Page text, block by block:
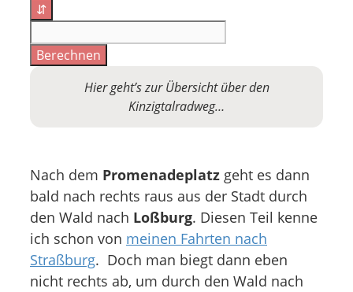
⇵
Berechnen
Hier geht’s zur Übersicht über den
Kinzigtalradweg…
Nach dem Promenadeplatz geht es dann
bald nach rechts raus aus der Stadt durch
den Wald nach Loßburg. Diesen Teil kenne
ich schon von meinen Fahrten nach
Straßburg. Doch man biegt dann eben
nicht rechts ab, um durch den Wald nach